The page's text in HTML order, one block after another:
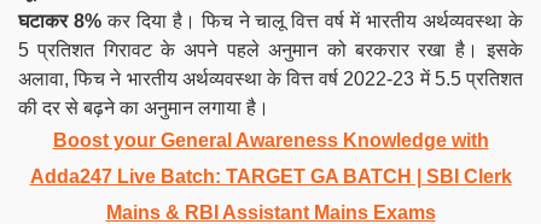
घटाकर 8%कर दिया है। फिच ने चालू वित्त वर्ष में भारतीय अर्थव्यवस्था के
5 प्रतिशत गिरावट के अपने पहले अनुमान को बरकरार रखा है। इसके
अलावा, फिच ने भारतीय अर्थव्यवस्था के वित्त वर्ष 2022-23 में 5.5 प्रतिशत
की दर से बढ़ने का अनुमान लगाया है।
Boost your General Awareness Knowledge with
Adda247 Live Batch: TARGET GA BATCH | SBI Clerk
Mains & RBI Assistant Mains Exams